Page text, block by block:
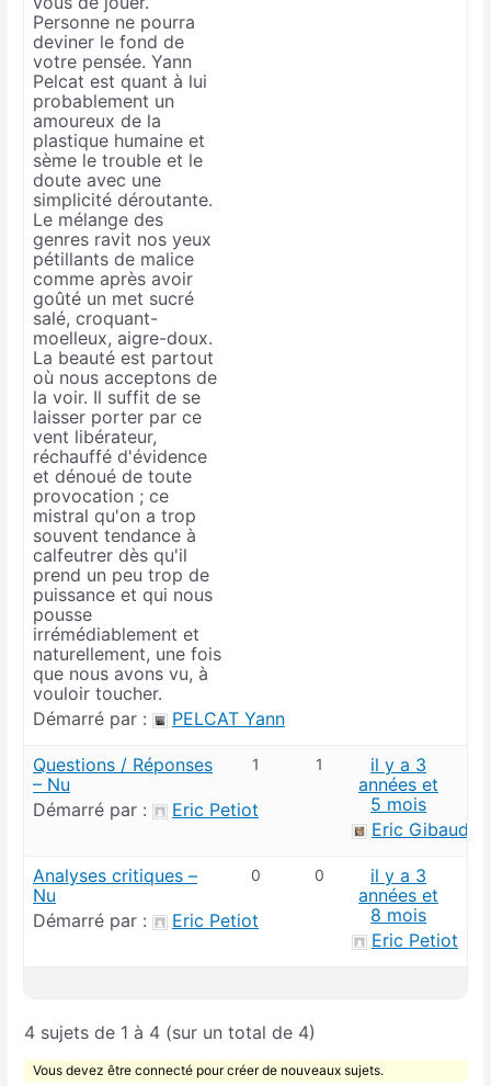
Personne ne pourra
deviner le fond de
votre pensée. Yann
Pelcat est quant à lui
probablement un
amoureux de la
plastique humaine et
sème le trouble et le
doute avec une
simplicité déroutante.
Le mélange des
genres ravit nos yeux
pétillants de malice
comme après avoir
goûté un met sucré
salé, croquant-
moelleux, aigre-doux.
La beauté est partout
où nous acceptons de
la voir. Il suffit de se
laisser porter par ce
vent libérateur,
réchauffé d'évidence
et dénoué de toute
provocation ; ce
mistral qu'on a trop
souvent tendance à
calfeutrer dès qu'il
prend un peu trop de
puissance et qui nous
pousse
irrémédiablement et
naturellement, une fois
que nous avons vu, à
vouloir toucher.
Démarré par :
PELCAT Yann
Questions / Réponses
– Nu
Démarré par :
Eric Petiot
1 1
il y a 3
années et
5 mois
Eric Gibaud
Analyses critiques –
Nu
Démarré par :
Eric Petiot
0 0
il y a 3
années et
8 mois
Eric Petiot
4 sujets de 1 à 4 (sur un total de 4)
Vous devez être connecté pour créer de nouveaux sujets.